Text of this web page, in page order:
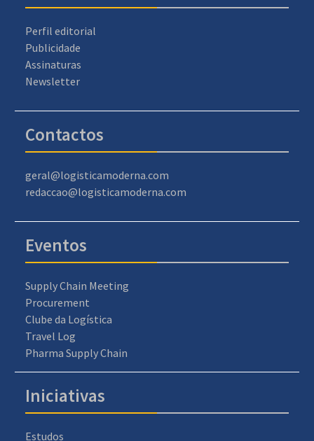
Perfil editorial
Publicidade
Assinaturas
Newsletter
Contactos
geral@logisticamoderna.com
redaccao@logisticamoderna.com
Eventos
Supply Chain Meeting
Procurement
Clube da Logística
Travel Log
Pharma Supply Chain
Iniciativas
Estudos